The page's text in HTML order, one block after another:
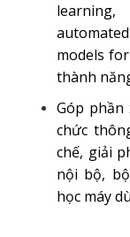
models
thành
Góp
chức
chế, giải
nội bộ,
học máy